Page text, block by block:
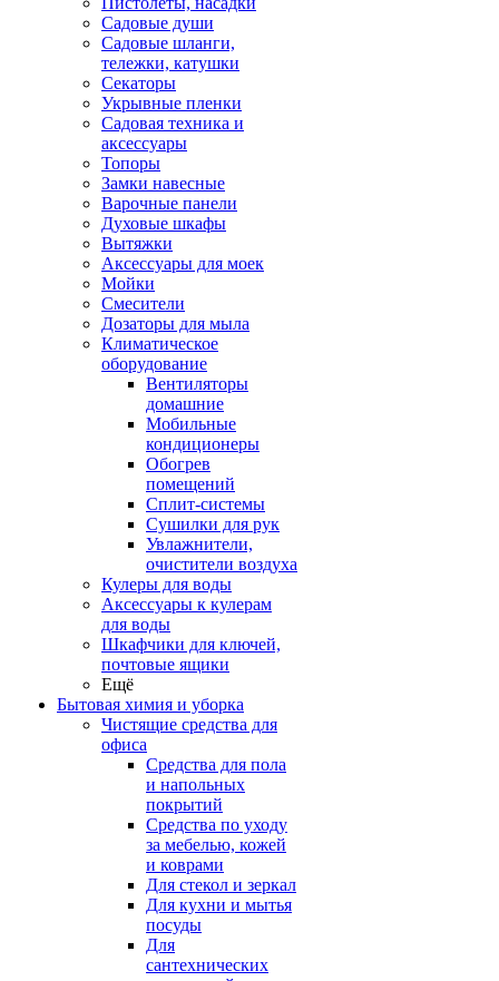
Садовые души
Садовые шланги,
тележки, катушки
Секаторы
Укрывные пленки
Садовая техника и
аксессуары
Топоры
Замки навесные
Варочные панели
Духовые шкафы
Вытяжки
Аксессуары для моек
Мойки
Смесители
Дозаторы для мыла
Климатическое
оборудование
Вентиляторы
домашние
Мобильные
кондиционеры
Обогрев
помещений
Сплит-системы
Сушилки для рук
Увлажнители,
очистители воздуха
Кулеры для воды
Аксессуары к кулерам
для воды
Шкафчики для ключей,
почтовые ящики
Ещё
Бытовая химия и уборка
Чистящие средства для
офиса
Средства для пола
и напольных
покрытий
Средства по уходу
за мебелью, кожей
и коврами
Для стекол и зеркал
Для кухни и мытья
посуды
Для
сантехнических